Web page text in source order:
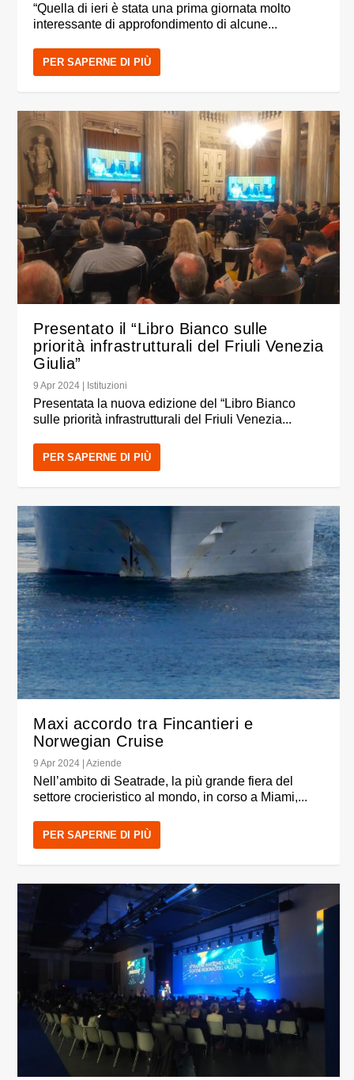
“Quella di ieri è stata una prima giornata molto
interessante di approfondimento di alcune...
PER SAPERNE DI PIÙ
Presentato il “Libro Bianco sulle
priorità infrastrutturali del Friuli Venezia
Giulia”
9 Apr 2024 | Istituzioni
Presentata la nuova edizione del “Libro Bianco
sulle priorità infrastrutturali del Friuli Venezia...
PER SAPERNE DI PIÙ
Maxi accordo tra Fincantieri e
Norwegian Cruise
9 Apr 2024 |Aziende
Nell’ambito di Seatrade, la più grande fiera del
settore crocieristico al mondo, in corso a Miami,...
PER SAPERNE DI PIÙ